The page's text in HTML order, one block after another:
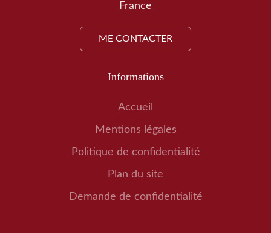
France
ME CONTACTER
Informations
Accueil
Mentions légales
Politique de confidentialité
Plan du site
Demande de confidentialité